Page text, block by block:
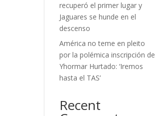
recuperó el primer lugar y
Jaguares se hunde en el
descenso
América no teme en pleito
por la polémica inscripción de
Yhormar Hurtado: ‘Iremos
hasta el TAS’
Recent